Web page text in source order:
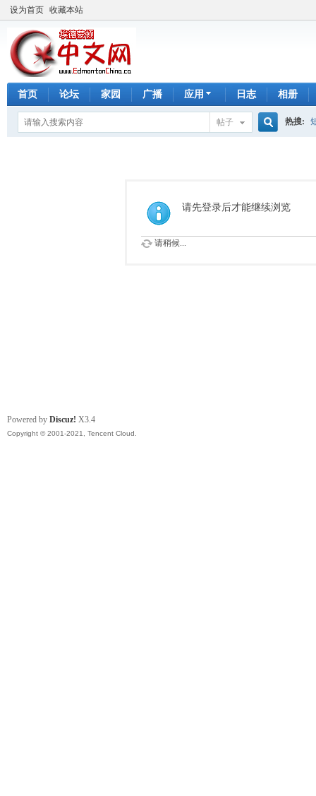
设为首页 收藏本站
首页 论坛 家园 广播 应用 日志 相册
帖子
索
热搜:
请先登录后才能继续浏览
请稍候...
Powered by Discuz! X3.4
Copyright © 2001-2021, Tencent Cloud.